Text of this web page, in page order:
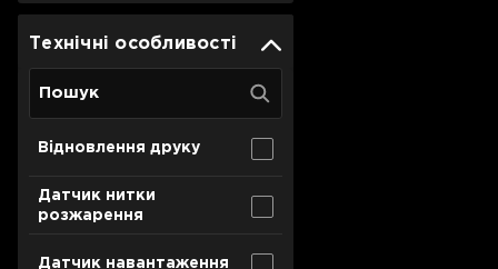
Технічні особливості
Відновлення друку
Датчик нитки
розжарення
Датчик навантаження